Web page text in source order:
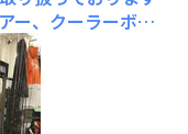
ー、クーラーボッ
用具がございます
ます🔰サビキ釣
ボックスへ 新品の